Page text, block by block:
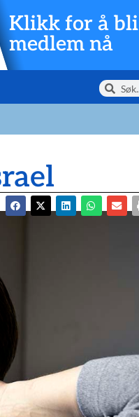
Klikk for å bli
medlem nå